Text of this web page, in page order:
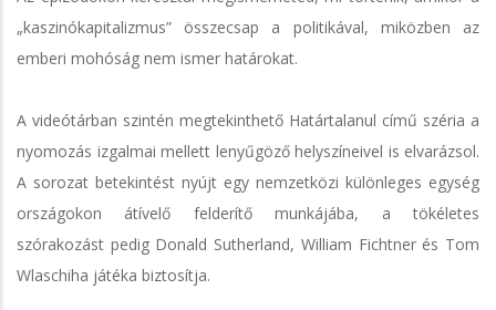
„kaszinókapitalizmus” összecsap a politikával, miközben az
emberi mohóság nem ismer határokat.
A videótárban szintén megtekinthető Határtalanul című széria a
nyomozás izgalmai mellett lenyűgöző helyszíneivel is elvarázsol.
A sorozat betekintést nyújt egy nemzetközi különleges egység
országokon átívelő felderítő munkájába, a tökéletes
szórakozást pedig Donald Sutherland, William Fichtner és Tom
Wlaschiha játéka biztosítja.